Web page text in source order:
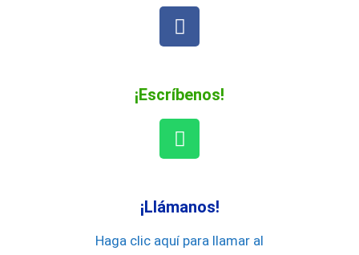
¡Escríbenos!
¡Llámanos!
Haga clic aquí para llamar al